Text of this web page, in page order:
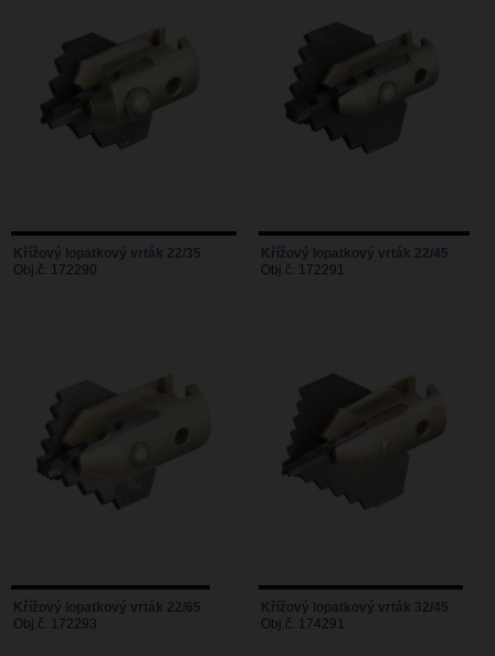
Křížový lopatkový vrták 22/35
Obj.č. 172290
Křížový lopatkový vrták 22/45
Obj.č. 172291
Křížový lopatkový vrták 22/65
Obj.č. 172293
Křížový lopatkový vrták 32/45
Obj.č. 174291